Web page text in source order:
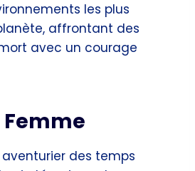
les plus
affrontant des
avec un courage
Femme
aventurier des temps